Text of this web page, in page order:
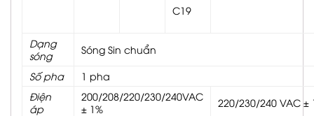
C19
Dạng
sóng
Sóng Sin chuẩn
Số pha
1 pha
Điện
áp
200/208/220/230/240VAC
± 1%
220/230/240 VAC ±